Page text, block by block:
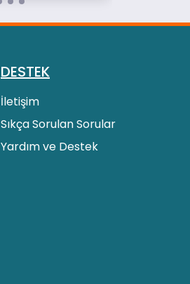
DESTEK
İletişim
Sıkça Sorulan Sorular
Yardım ve Destek